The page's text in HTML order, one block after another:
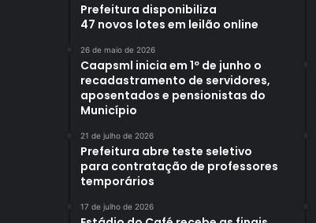
Prefeitura disponibiliza
47 novos lotes em leilão online
26 de maio de 2026
Caapsml inicia em 1º de junho o
recadastramento de servidores,
aposentados e pensionistas do
Município
21 de julho de 2026
Prefeitura abre teste seletivo
para contratação de professores
temporários
17 de julho de 2026